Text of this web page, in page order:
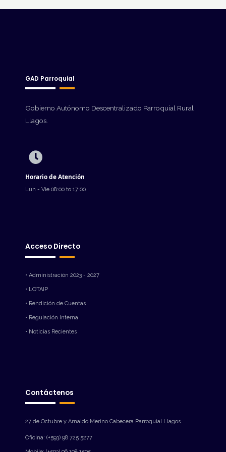
GAD Parroquial
Gobierno Autónomo Descentralizado Parroquial Rural
Llagos.
Horario de Atención
Lun - Vie 08:00 to 17:00
Acceso Directo
• Administración 2023 - 2027
• LOTAIP
• Rendición de Cuentas
• Regulación Interna
• Noticias Recientes
Contáctenos
27 de Octubre y Arnaldo Merino Cabecera Parroquial Llagos.
Oficina: (+593) 98 725 5277